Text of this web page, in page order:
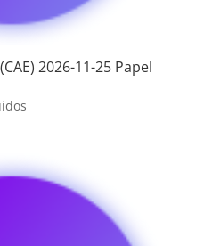
2026-11-25 Papel